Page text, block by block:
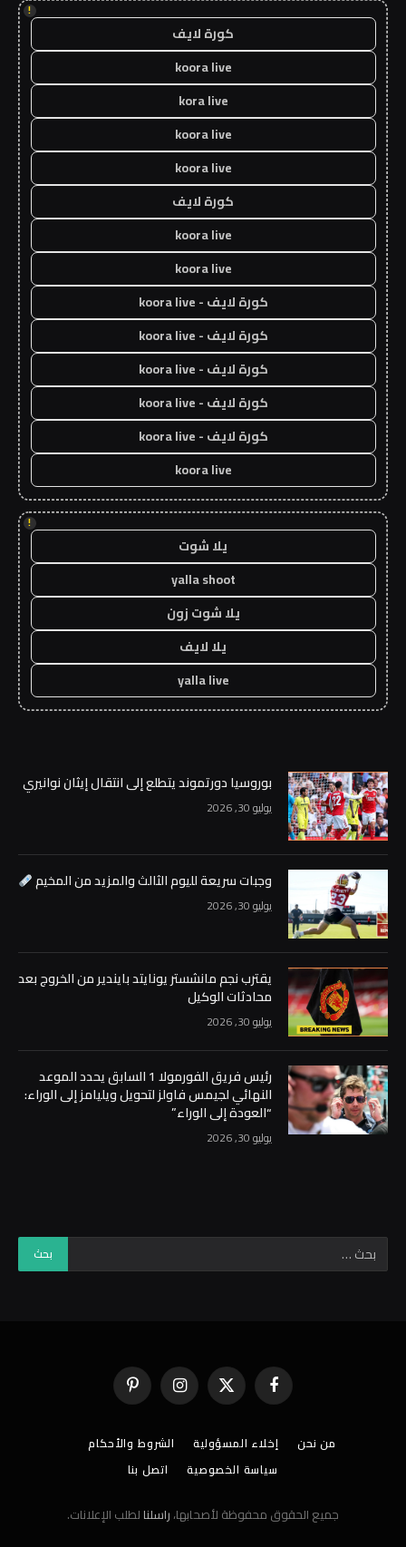
!
كورة لايف
koora live
kora live
koora live
koora live
كورة لايف
koora live
koora live
كورة لايف - koora live
كورة لايف - koora live
كورة لايف - koora live
كورة لايف - koora live
كورة لايف - koora live
koora live
!
يلا شوت
yalla shoot
يلا شوت زون
يلا لايف
yalla live
بوروسيا دورتموند يتطلع إلى انتقال إيثان نوانيري
يوليو 30, 2026
وجبات سريعة لليوم الثالث والمزيد من المخيم
يوليو 30, 2026
يقترب نجم مانشستر يونايتد بايندير من الخروج بعد
محادثات الوكيل
يوليو 30, 2026
رئيس فريق الفورمولا 1 السابق يحدد الموعد
النهائي لجيمس فاولز لتحويل ويليامز إلى الوراء:
“العودة إلى الوراء”
يوليو 30, 2026
فيسبوك X
(Twitter)
الانستغرامبينتيريست
من نحن إخلاء المسؤولية
الشروط والأحكام
سياسة الخصوصية
اتصل بنا
جميع الحقوق محفوظة لأصحابها،راسلنا لطلب الإعلانات.